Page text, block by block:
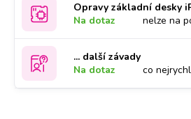
Opravy základní desky
Na dotaz
nelze na
... další závady
Na dotaz
co